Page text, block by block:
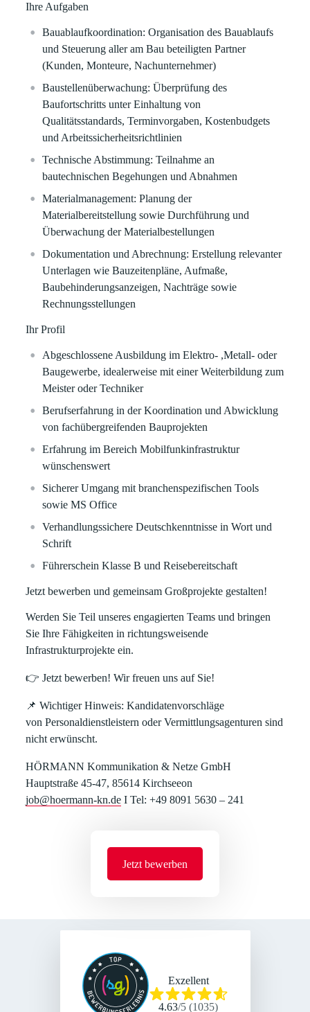
Ihre Aufgaben
Bauablaufkoordination: Organisation des Bauablaufs
und Steuerung aller am Bau beteiligten Partner
(Kunden, Monteure, Nachunternehmer)
Baustellenüberwachung: Überprüfung des
Baufortschritts unter Einhaltung von
Qualitätsstandards, Terminvorgaben, Kostenbudgets
und Arbeitssicherheitsrichtlinien
Technische Abstimmung: Teilnahme an
bautechnischen Begehungen und Abnahmen
Materialmanagement: Planung der
Materialbereitstellung sowie Durchführung und
Überwachung der Materialbestellungen
Dokumentation und Abrechnung: Erstellung relevanter
Unterlagen wie Bauzeitenpläne, Aufmaße,
Baubehinderungsanzeigen, Nachträge sowie
Rechnungsstellungen
Ihr Profil
Abgeschlossene Ausbildung im Elektro- ,Metall- oder
Baugewerbe, idealerweise mit einerWeiterbildung zum
Meister oder Techniker
Berufserfahrung in der Koordination und Abwicklung
vonfachübergreifenden Bauprojekten
Erfahrungim Bereich Mobilfunkinfrastruktur
wünschenswert
Sicherer Umgang mitbranchenspezifischen Tools
sowieMS Office
Verhandlungssichere Deutschkenntnisse in Wort und
Schrift
Führerschein Klasse B undReisebereitschaft
Jetzt bewerben und gemeinsam Großprojekte gestalten!
Werden Sie Teil unseres engagierten Teams und bringen
Sie Ihre Fähigkeiten in richtungsweisende
Infrastrukturprojekte ein.
👉Jetzt bewerben! Wir freuen uns auf Sie!
📌Wichtiger Hinweis: Kandidatenvorschläge
vonPersonaldienstleistern oder Vermittlungsagenturen sind
nicht erwünscht.
HÖRMANN Kommunikation & Netze GmbH
Hauptstraße 45-47, 85614 Kirchseeon
job@hoermann-kn.de I Tel: +49 8091 5630 – 241
Jetzt bewerben
Exzellent
4.63/5 (1035)